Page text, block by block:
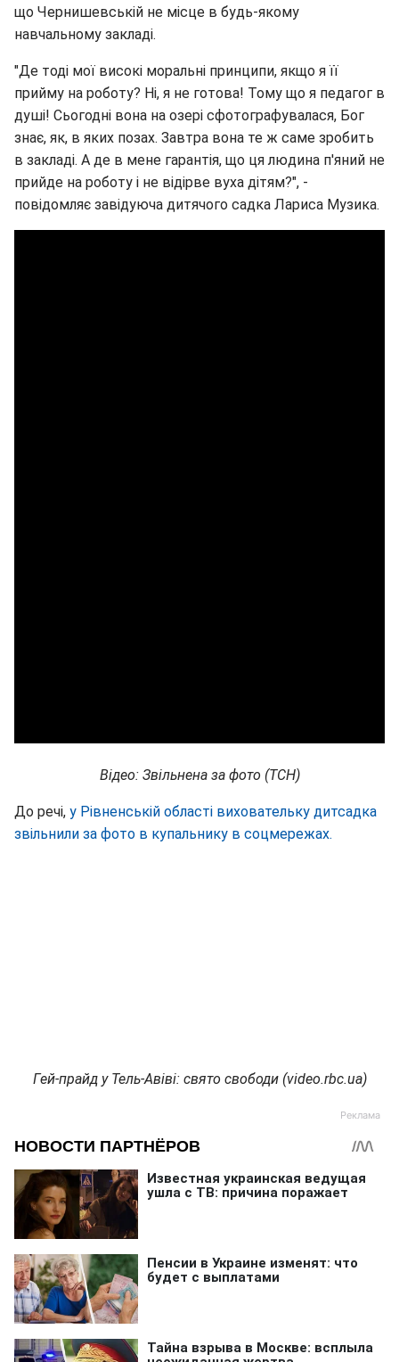
що Чернишевській не місце в будь-якому
навчальному закладі.
"Де тоді мої високі моральні принципи, якщо я її
прийму на роботу? Ні, я не готова! Тому що я педагог в
душі! Сьогодні вона на озері сфотографувалася, Бог
знає, як, в яких позах. Завтра вона те ж саме зробить
в закладі. А де в мене гарантія, що ця людина п'яний не
прийде на роботу і не відірве вуха дітям?", -
повідомляє завідуюча дитячого садка Лариса Музика.
Відео: Звільнена за фото (ТСН)
До речі, у Рівненській області виховательку дитсадка
звільнили за фото в купальнику в соцмережах.
Гей-прайд у Тель-Авіві: свято свободи (video.rbc.ua)